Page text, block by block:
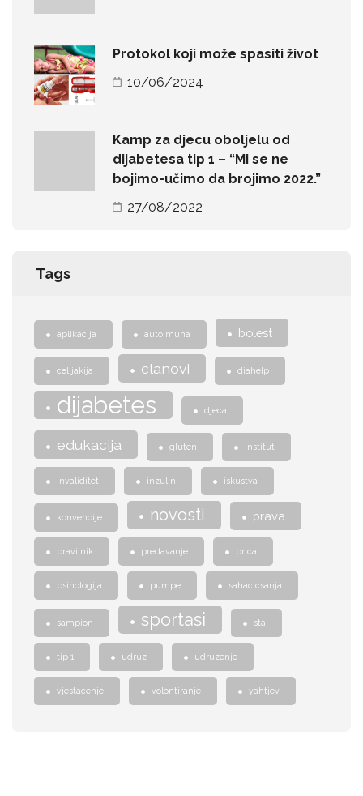
Protokol koji može spasiti život
10/06/2024
Kamp za djecu oboljelu od
dijabetesa tip 1 – “Mi se ne
bojimo-učimo da brojimo 2022.”
27/08/2022
Tags
aplikacija autoimuna bolest
celijakija clanovi diahelp
dijabetes djeca
edukacija gluten institut
invaliditet inzulin iskustva
konvencije novosti prava
pravilnik predavanje prica
psihologija pumpe sahacicsanja
sampion sportasi sta
tip 1 udruz udruzenje
vjestacenje volontiranje yahtjev